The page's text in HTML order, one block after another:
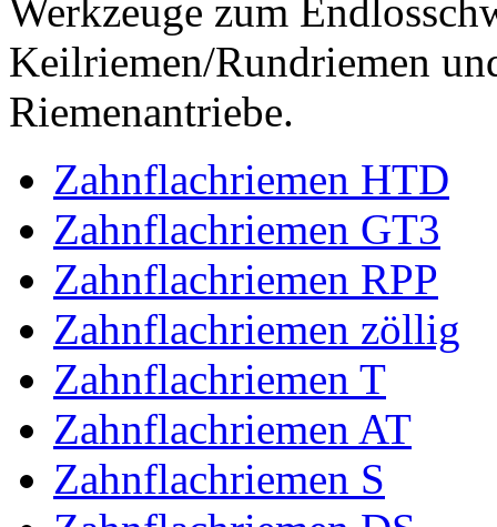
Werkzeuge zum
Keilriemen/Rundriemen
Riemenantriebe.
Zahnflachriemen HTD
Zahnflachriemen GT3
Zahnflachriemen RPP
Zahnflachriemen zöllig
Zahnflachriemen T
Zahnflachriemen AT
Zahnflachriemen S